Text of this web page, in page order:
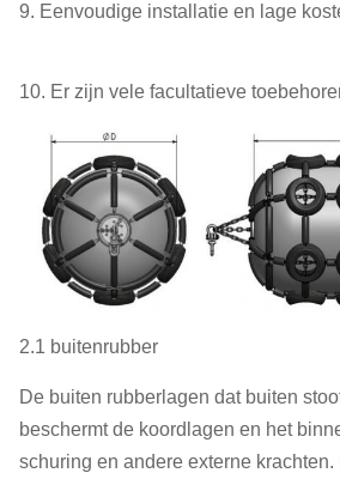
9. Eenvoudige installatie en lage
10. Er zijn vele facultatieve
2.1 buitenrubber
De buiten rubberlagen dat buiten
beschermt de koordlagen en het
schuring en andere externe